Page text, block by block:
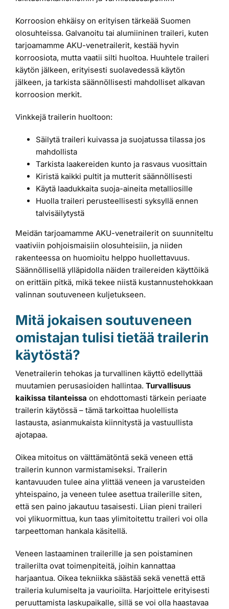
Korroosion ehkäisy on erityisen tärkeää Suomen
olosuhteissa. Galvanoitu tai alumiininen traileri, kuten
tarjoamamme AKU-venetrailerit, kestää hyvin
korroosiota, mutta vaatii silti huoltoa. Huuhtele traileri
käytön jälkeen, erityisesti suolavedessä käytön
jälkeen, ja tarkista säännöllisesti mahdolliset alkavan
korroosion merkit.
Vinkkejä trailerin huoltoon:
Säilytä traileri kuivassa ja suojatussa tilassa jos
mahdollista
Tarkista laakereiden kunto ja rasvaus vuosittain
Kiristä kaikki pultit ja mutterit säännöllisesti
Käytä laadukkaita suoja-aineita metalliosille
Huolla traileri perusteellisesti syksyllä ennen
talvisäilytystä
Meidän tarjoamamme AKU-venetrailerit on suunniteltu
vaativiin pohjoismaisiin olosuhteisiin, ja niiden
rakenteessa on huomioitu helppo huollettavuus.
Säännöllisellä ylläpidolla näiden trailereiden käyttöikä
on erittäin pitkä, mikä tekee niistä kustannustehokkaan
valinnan soutuveneen kuljetukseen.
Mitä jokaisen soutuveneen
omistajan tulisi tietää trailerin
käytöstä?
Venetrailerin tehokas ja turvallinen käyttö edellyttää
muutamien perusasioiden hallintaa. Turvallisuus
kaikissa tilanteissa on ehdottomasti tärkein periaate
trailerin käytössä – tämä tarkoittaa huolellista
lastausta, asianmukaista kiinnitystä ja vastuullista
ajotapaa.
Oikea mitoitus on välttämätöntä sekä veneen että
trailerin kunnon varmistamiseksi. Trailerin
kantavuuden tulee aina ylittää veneen ja varusteiden
yhteispaino, ja veneen tulee asettua trailerille siten,
että sen paino jakautuu tasaisesti. Liian pieni traileri
voi ylikuormittua, kun taas ylimitoitettu traileri voi olla
tarpeettoman hankala käsitellä.
Veneen lastaaminen trailerille ja sen poistaminen
trailerilta ovat toimenpiteitä, joihin kannattaa
harjaantua. Oikea tekniikka säästää sekä venettä että
traileria kulumiselta ja vaurioilta. Harjoittele erityisesti
peruuttamista laskupaikalle, sillä se voi olla haastavaa